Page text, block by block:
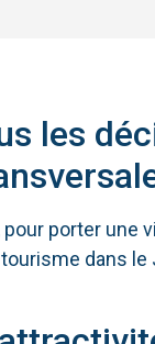
les
porter une
dans le